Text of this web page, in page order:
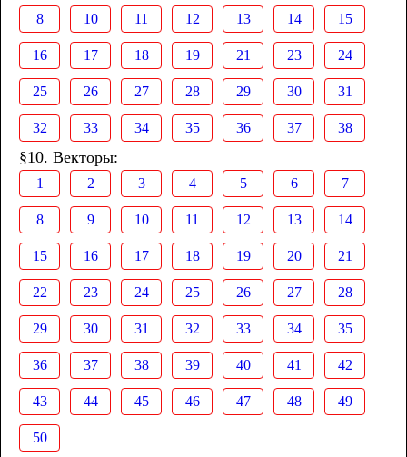
8 10 11 12 13 14 15
16 17 18 19 21 23 24
25 26 27 28 29 30 31
32 33 34 35 36 37 38
§10. Векторы:
1 2 3 4 5 6 7
8 9 10 11 12 13 14
15 16 17 18 19 20 21
22 23 24 25 26 27 28
29 30 31 32 33 34 35
36 37 38 39 40 41 42
43 44 45 46 47 48 49
50